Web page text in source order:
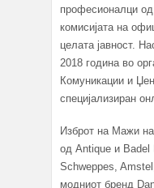
професионалци
комисијата на
целата јавност.
2018 година во
Комуникации и
специјализиран
Изброт на Мажи
од Antique и Badel
Schweppes,
модниот бренд